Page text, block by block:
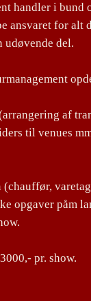
handler i bund
ansvaret for alt
udøvende del.
af
til venues
(chauffør,
opgaver påm
pr. show.